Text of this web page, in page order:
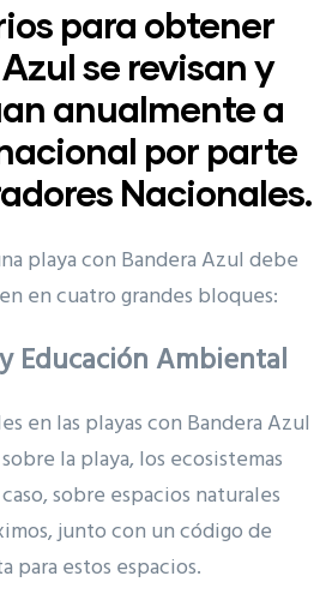
para obtener
se revisan y
anualmente a
por parte
Nacionales.
playa con Bandera Azul debe
en cuatro grandes bloques:
Educación Ambiental
en las playas con Bandera Azul
la playa, los ecosistemas
sobre espacios naturales
junto con un código de
para estos espacios.